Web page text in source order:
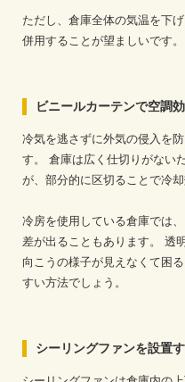
ただし、倉庫全体の気温を下
併用することが望ましいです。
ビニールカーテンで空調
冷気を逃さずに外気の侵入を
す。
倉庫は広く仕切りがない
が、部分的に区切ることで冷
冷房を使用している倉庫では
差が出ることもあります。
透
向こうの様子が見えなくて困
すい方法でしょう。
シーリングファンを設置